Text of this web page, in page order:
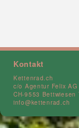
Kontakt
Kettenrad.ch
c/o Agentur Felix AG
CH-9553 Bettwiesen
info@kettenrad.ch